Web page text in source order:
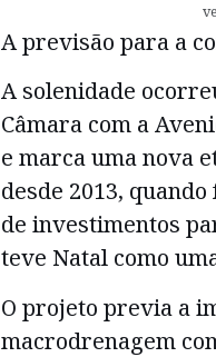
A previsão para a
A solenidade
Câmara com a
e marca uma nova
desde 2013,
de investimentos
teve Natal como
O projeto previa a
macrodrenagem